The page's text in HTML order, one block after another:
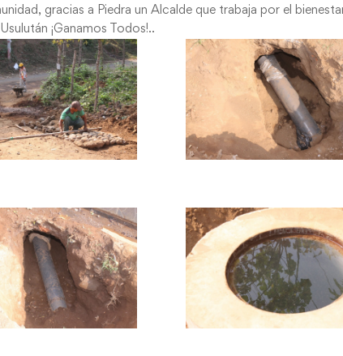
gracias a Piedra un Alcalde que trabaja por el
¡Ganamos Todos!..